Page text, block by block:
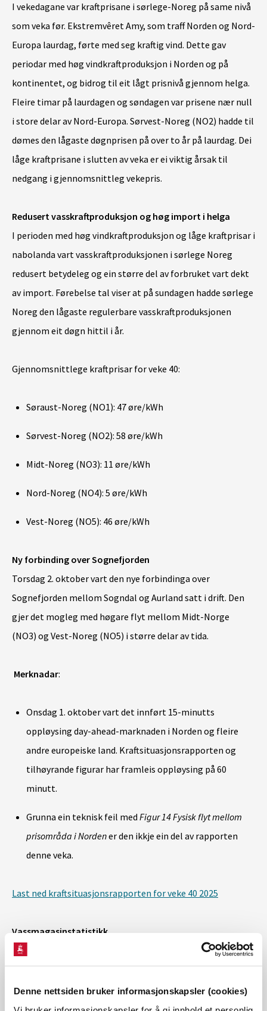
Denne nettsiden bruker informasjonskapsler (cookies)
I vekedagane var kraftprisane i sørlege-Noreg på same nivå
som veka før. Ekstremvêret Amy, som traff Norden og Nord-
Europa laurdag, førte med seg kraftig vind. Dette gav
periodar med høg vindkraftproduksjon i Norden og på
kontinentet, og bidrog til eit lågt prisnivå gjennom helga.
Fleire timar på laurdagen og søndagen var prisene nær null
i store delar av Nord-Europa. Sørvest-Noreg (NO2) hadde til
dømes den lågaste døgnprisen på over to år på laurdag. Dei
låge kraftprisane i slutten av veka er ei viktig årsak til
nedgang i gjennomsnittleg vekepris.
Redusert vasskraftproduksjon og høg import i helga
I perioden med høg vindkraftproduksjon og låge kraftprisar i
nabolanda vart vasskraftproduksjonen i sørlege Noreg
redusert betydeleg og ein større del av forbruket vart dekt
av import. Førebelse tal viser at på sundagen hadde sørlege
Noreg den lågaste regulerbare vasskraftproduksjonen
gjennom eit døgn hittil i år.
Gjennomsnittlege kraftprisar for veke 40:
Søraust-Noreg (NO1): 47 øre/kWh
Sørvest-Noreg (NO2): 58 øre/kWh
Midt-Noreg (NO3): 11 øre/kWh
Nord-Noreg (NO4): 5 øre/kWh
Vest-Noreg (NO5): 46 øre/kWh
Ny forbinding over Sognefjorden
Torsdag 2. oktober vart den nye forbindinga over
Sognefjorden mellom Sogndal og Aurland satt i drift. Den
gjer det mogleg med høgare flyt mellom Midt-Norge
(NO3) og Vest-Noreg (NO5) i større delar av tida.
Merknadar:
Onsdag 1. oktober vart det innført 15-minutts
oppløysing day-ahead-marknaden i Norden og fleire
andre europeiske land. Kraftsituasjonsrapporten og
tilhøyrande figurar har framleis oppløysing på 60
minutt.
Grunna ein teknisk feil med Figur 14 Fysisk flyt mellom
prisområda i Nordener den ikkje ein del av rapporten
denne veka.
Last ned kraftsituasjonsrapporten for veke 40 2025
Vassmagasinstatistikk
Les meir om vassmagasinstatistikk her.
For fleire detaljer, sjå:www.senorge.no/map .